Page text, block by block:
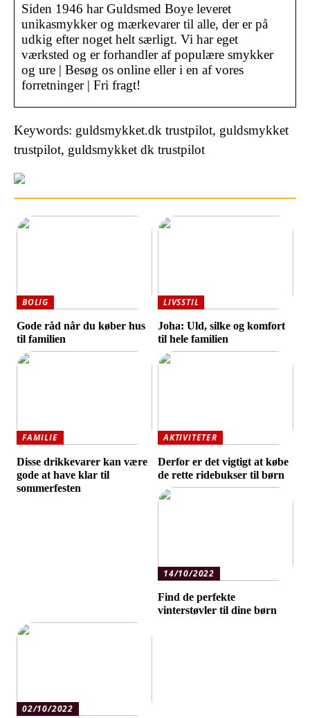
Siden 1946 har Guldsmed Boye leveret
unikasmykker og mærkevarer til alle, der er på
udkig efter noget helt særligt. Vi har eget
værksted og er forhandler af populære smykker
og ure | Besøg os online eller i en af vores
forretninger | Fri fragt!
Keywords: guldsmykket.dk trustpilot, guldsmykket
trustpilot, guldsmykket dk trustpilot
BOLIG
Gode råd når du køber hus
til familien
LIVSSTIL
Joha: Uld, silke og komfort
til hele familien
FAMILIE
Disse drikkevarer kan være
gode at have klar til
sommerfesten
AKTIVITETER
Derfor er det vigtigt at købe
de rette ridebukser til børn
14/10/2022
Find de perfekte
vinterstøvler til dine børn
02/10/2022